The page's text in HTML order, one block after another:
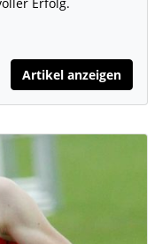
Artikel anzeigen